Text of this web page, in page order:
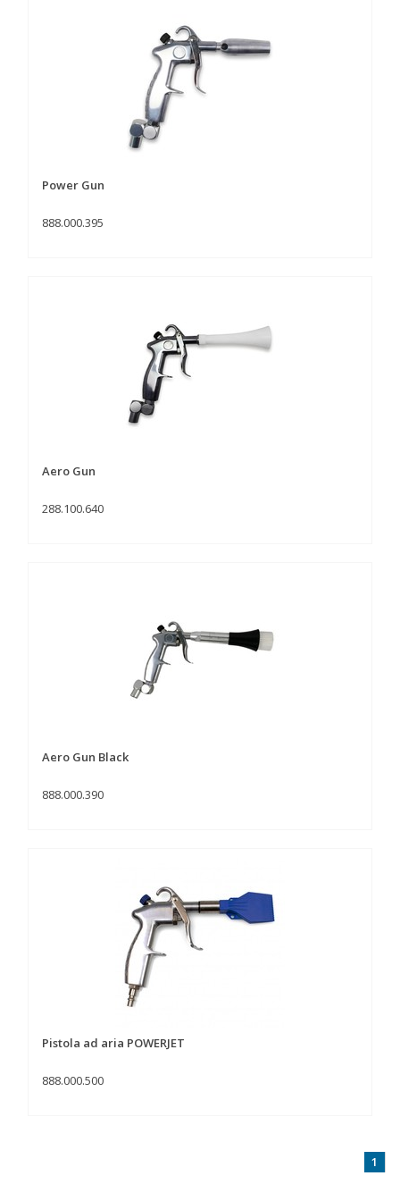
Power Gun
888.000.395
Aero Gun
288.100.640
Aero Gun Black
888.000.390
Pistola ad aria POWERJET
888.000.500
1